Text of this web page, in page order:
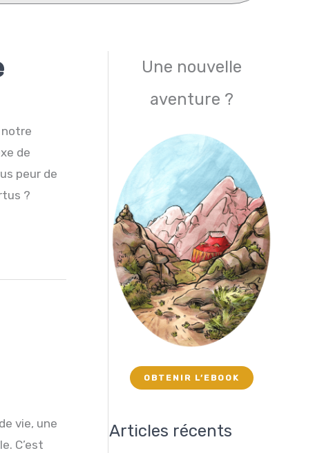
notre
de
peur de
?
vie, une
C’est
Une nouvelle
aventure ?
OBTENIR L’EBOOK
Articles récents